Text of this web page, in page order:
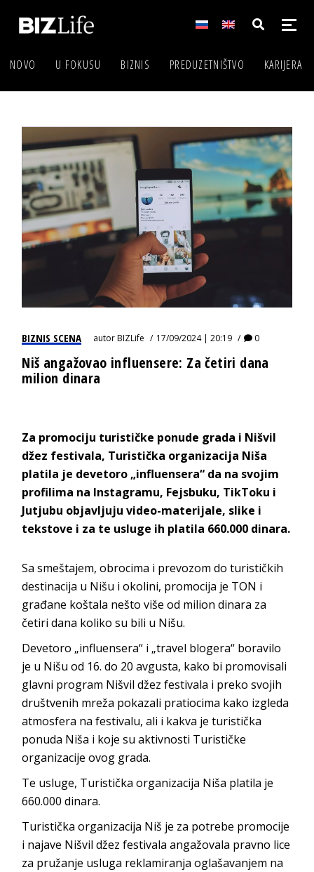
NOVO U FOKUSU BIZNIS PREDUZETNIŠTVO KARIJERA
BIZNIS SCENA autorBIZLife 17/09/2024 | 20:19 0
Niš angažovao influensere: Za četiri dana
milion dinara
Za promociju turističke ponude grada i Nišvil
džez festivala, Turistička organizacija Niša
platila je devetoro „influensera“ da na svojim
profilima na Instagramu, Fejsbuku, TikToku i
Jutjubu objavljuju video-materijale, slike i
tekstove i za te usluge ih platila 660.000 dinara.
Sa smeštajem, obrocima i prevozom do turističkih
destinacija u Nišu i okolini, promocija je TON i
građane koštala nešto više od milion dinara za
četiri dana koliko su bili u Nišu.
Devetoro „influensera“ i „travel blogera“ boravilo
je u Nišu od 16. do 20 avgusta, kako bi promovisali
glavni program Nišvil džez festivala i preko svojih
društvenih mreža pokazali pratiocima kako izgleda
atmosfera na festivalu, ali i kakva je turistička
ponuda Niša i koje su aktivnosti Turističke
organizacije ovog grada.
Te usluge, Turistička organizacija Niša platila je
660.000 dinara.
Turistička organizacija Niš je za potrebe promocije
i najave Nišvil džez festivala angažovala pravno lice
za pružanje usluga reklamiranja oglašavanjem na